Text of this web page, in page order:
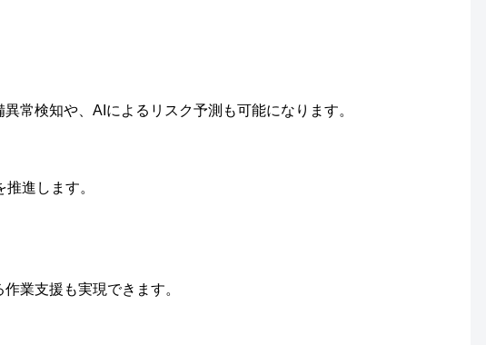
常検知や、AIによるリスク予測も可能になります。
進します。
業支援も実現できます。